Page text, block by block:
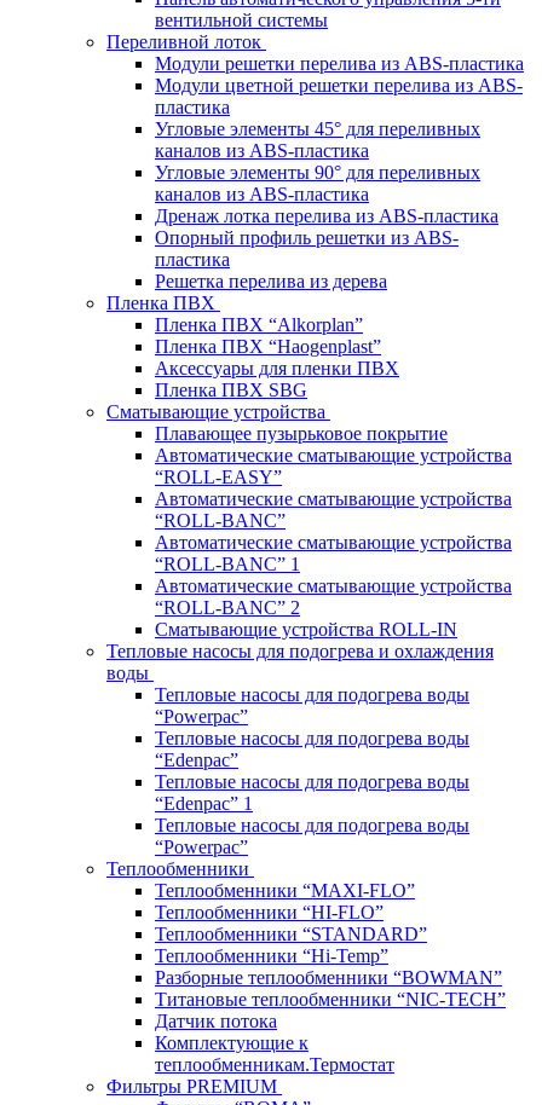
вентильной системы
Переливной лоток
Модули решетки перелива из ABS-пластика
Модули цветной решетки перелива из ABS-
пластика
Угловые элементы 45° для переливных
каналов из ABS-пластика
Угловые элементы 90° для переливных
каналов из ABS-пластика
Дренаж лотка перелива из ABS-пластика
Опорный профиль решетки из ABS-
пластика
Решетка перелива из дерева
Пленка ПВХ
Пленка ПВХ “Alkorplan”
Пленка ПВХ “Haogenplast”
Аксессуары для пленки ПВХ
Пленка ПВХ SBG
Сматывающие устройства
Плавающее пузырьковое покрытие
Автоматические сматывающие устройства
“ROLL-EASY”
Автоматические сматывающие устройства
“ROLL-BANC”
Автоматические сматывающие устройства
“ROLL-BANC” 1
Автоматические сматывающие устройства
“ROLL-BANC” 2
Сматывающие устройства ROLL-IN
Тепловые насосы для подогрева и охлаждения
воды
Тепловые насосы для подогрева воды
“Powerpac”
Тепловые насосы для подогрева воды
“Edenpac”
Тепловые насосы для подогрева воды
“Edenpac” 1
Тепловые насосы для подогрева воды
“Powerpac”
Теплообменники
Теплообменники “MAXI-FLO”
Теплообменники “HI-FLO”
Теплообменники “STANDARD”
Теплообменники “Hi-Temp”
Разборные теплообменники “BOWMAN”
Титановые теплообменники “NIC-TECH”
Датчик потока
Комплектующие к
теплообменникам.Термостат
Фильтры PREMIUM